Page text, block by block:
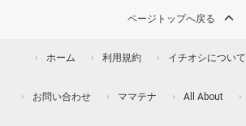
ページトップへ戻る
ホーム 利用規約 イチオシについて
お問い合わせ ママテナ All About